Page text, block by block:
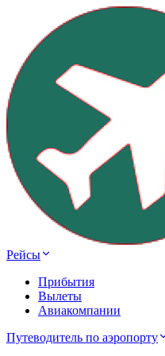
Рейсы
Прибытия
Вылеты
Авиакомпании
Путеводитель по аэропорту